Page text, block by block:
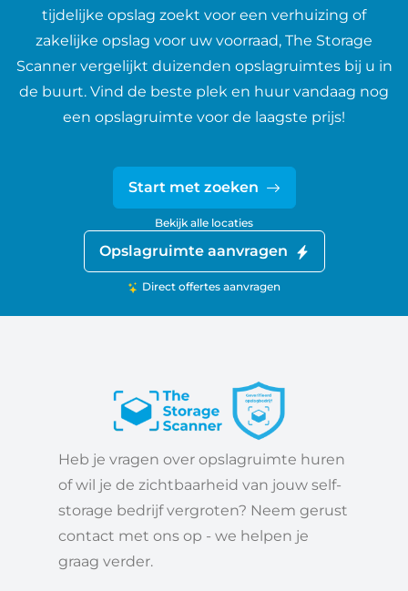
tijdelijke opslag zoekt voor een verhuizing of
zakelijke opslag voor uw voorraad, The Storage
Scanner vergelijkt duizenden opslagruimtes bij u in
de buurt. Vind de beste plek en huur vandaag nog
een opslagruimte voor de laagste prijs!
Start met zoeken
Bekijk alle locaties
Opslagruimte aanvragen
Direct offertes aanvragen
Heb je vragen over opslagruimte huren
of wil je de zichtbaarheid van jouw self-
storage bedrijf vergroten? Neem gerust
contact met ons op - we helpen je
graag verder.